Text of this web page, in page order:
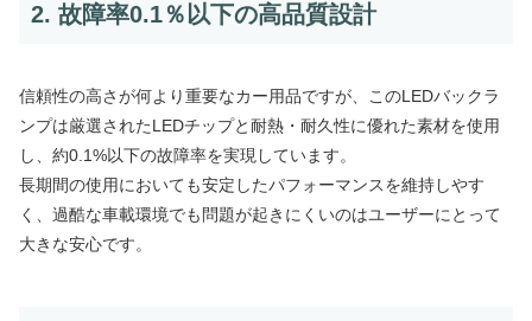
2. 故障率0.1％以下の高品質設計
信頼性の高さが何より重要なカー用品ですが、このLEDバックラ
ンプは厳選されたLEDチップと耐熱・耐久性に優れた素材を使用
し、約0.1%以下の故障率を実現しています。
長期間の使用においても安定したパフォーマンスを維持しやす
く、過酷な車載環境でも問題が起きにくいのはユーザーにとって
大きな安心です。